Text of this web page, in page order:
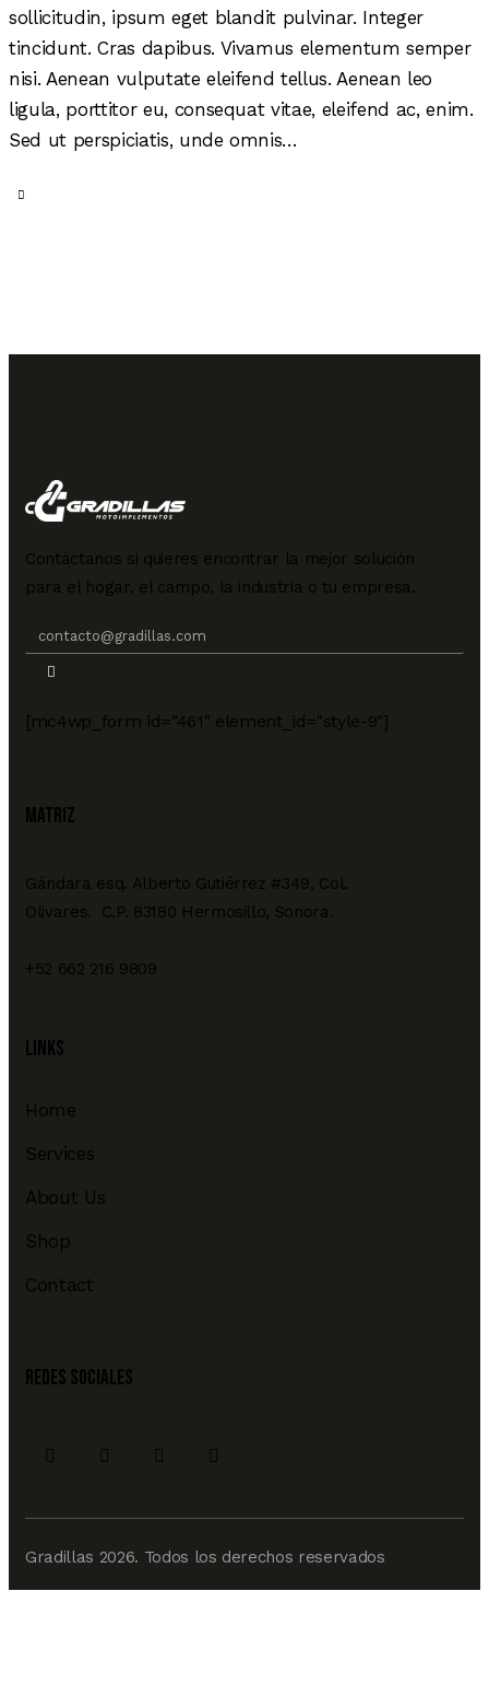
sollicitudin, ipsum eget blandit pulvinar. Integer
tincidunt. Cras dapibus. Vivamus elementum semper
nisi. Aenean vulputate eleifend tellus. Aenean leo
ligula, porttitor eu, consequat vitae, eleifend ac, enim.
Sed ut perspiciatis, unde omnis…
Contáctanos si quieres encontrar la mejor solución
para el hogar, el campo, la industria o tu empresa.
[mc4wp_form id="461" element_id="style-9"]
MATRIZ
Gándara esq. Alberto Gutiérrez #349, Col.
Olivares. C.P. 83180 Hermosillo, Sonora.
+52 662 216 9809
Links
Home
Services
About Us
Shop
Contact
REDES SOCIALES
Gradillas 2026. Todos los derechos reservados